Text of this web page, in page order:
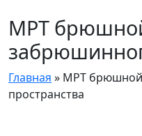
МРТ
Главная » МРТ брюшной
пространства